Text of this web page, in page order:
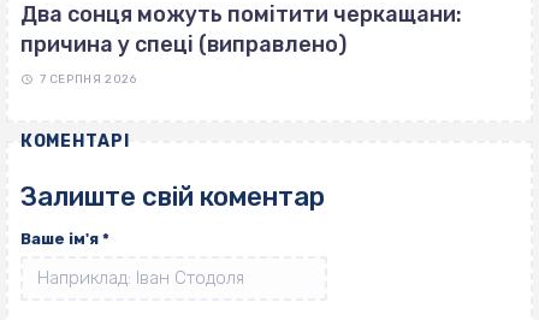
Два сонця можуть помітити черкащани:
причина у спеці (виправлено)
7 СЕРПНЯ 2026
КОМЕНТАРІ
Залиште свій коментар
Ваше ім'я *